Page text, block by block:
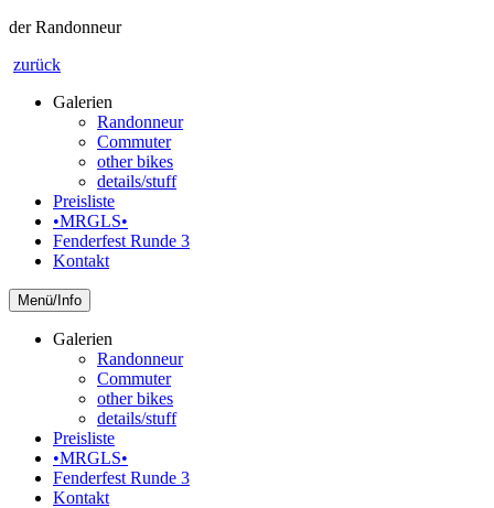
der Randonneur
zurück
Galerien
Randonneur
Commuter
other bikes
details/stuff
Preisliste
•MRGLS•
Fenderfest Runde 3
Kontakt
Info
Galerien
Randonneur
Commuter
other bikes
details/stuff
Preisliste
•MRGLS•
Fenderfest Runde 3
Kontakt